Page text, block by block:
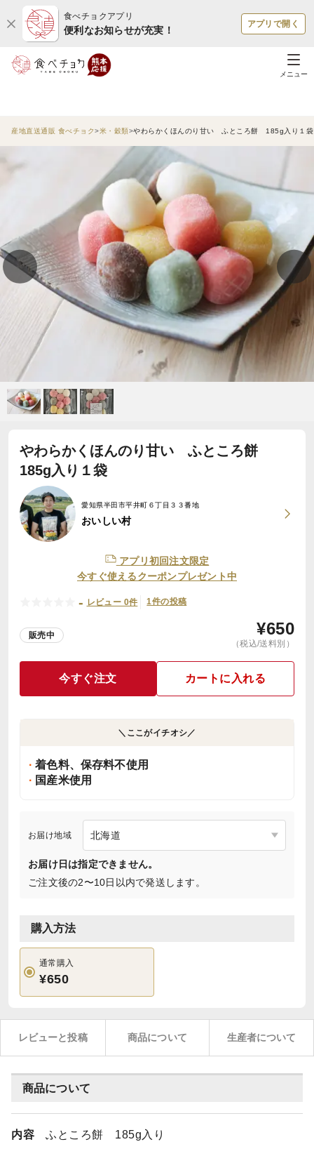
食べチョクアプリ
便利なお知らせが充実！
アプリで開く
メニュー
産地直送通販 食べチョク 米・穀類 やわらかくほんのり甘い ふところ餅 185g入り１袋
やわらかくほんのり甘い ふところ餅
185g入り１袋
愛知県半田市平井町６丁目３３番地
おいしい村
アプリ初回注文限定
今すぐ使えるクーポンプレゼント中
- レビュー 0件 1件の投稿
販売中 ¥650
（税込/送料別）
今すぐ注文 カートに入れる
＼ここがイチオシ／
着色料、保存料不使用
国産米使用
お届け地域
お届け日は指定できません。
ご注文後の2〜10日以内で発送します。
購入方法
通常購入
¥650
レビューと投稿 商品について 生産者について
商品について
内容 ふところ餅 185g入り